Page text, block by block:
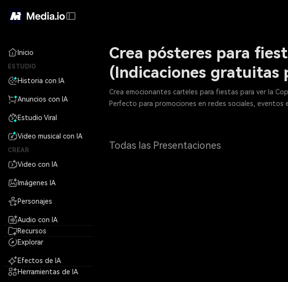
Inicio
ESTUDIO
Historia con IA
Anuncios con IA
Estudio Viral
Video musical con IA
CREAR
Video con IA
Imágenes IA
Personajes
Audio con IA
Recursos
Explorar
Efectos de IA
Herramientas de IA
Crea pósteres para
(Indicaciones gratuitas
Crea emocionantes carteles para fiestas para ver la
Perfecto para promociones en redes sociales,
Todas las Presentaciones